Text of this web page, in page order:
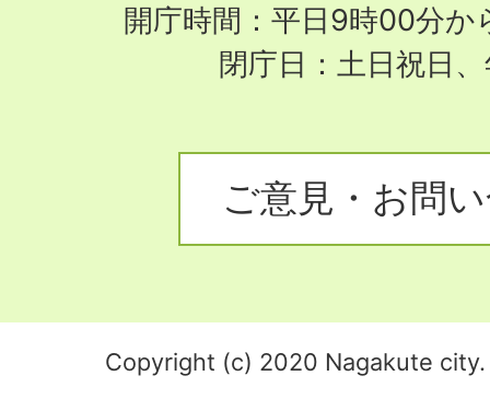
開庁時間：平日9時00分か
閉庁日：土日祝日
ご意見・お問
Copyright (c) 2020 Nagakute